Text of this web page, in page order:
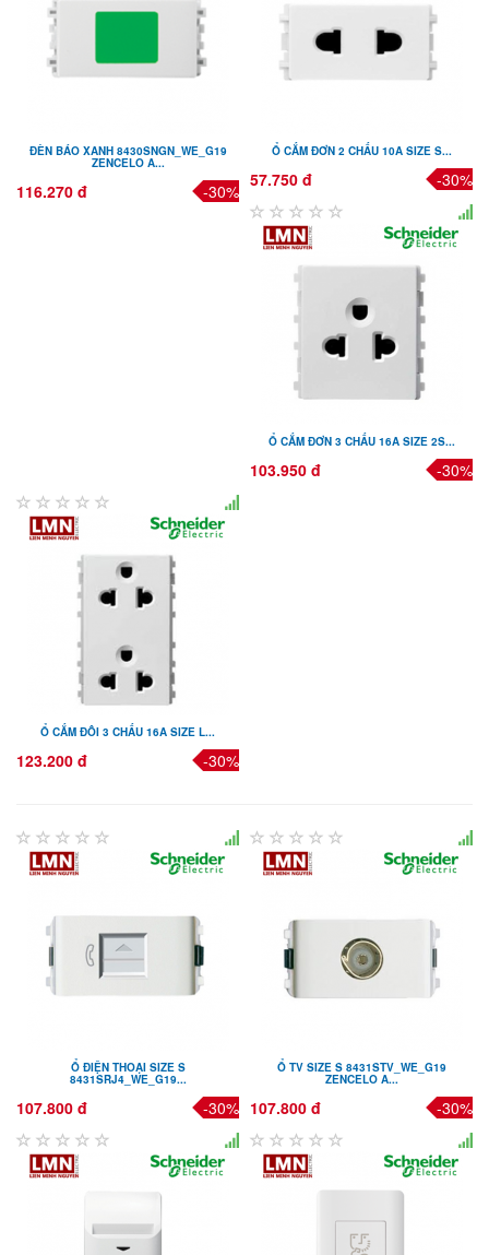
ĐÈN BÁO XANH 8430SNGN_WE_G19
ZENCELO A...
116.270 đ -30%
Ổ CẮM ĐƠN 2 CHẤU 10A SIZE S...
57.750 đ -30%
Ổ CẮM ĐƠN 3 CHẤU 16A SIZE 2S...
103.950 đ -30%
Ổ CẮM ĐÔI 3 CHẤU 16A SIZE L...
123.200 đ -30%
Ổ ĐIỆN THOẠI SIZE S
8431SRJ4_WE_G19...
107.800 đ -30%
Ổ TV SIZE S 8431STV_WE_G19
ZENCELO A...
107.800 đ -30%